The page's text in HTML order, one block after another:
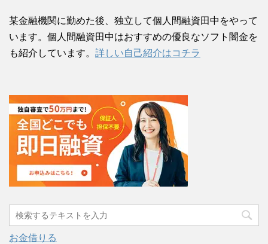
某金融機関に勤めた後、独立して個人間融資田中をやって
います。個人間融資田中はおすすめの優良なソフト闇金を
も紹介しています。 詳しい自己紹介はコチラ
お金借りる